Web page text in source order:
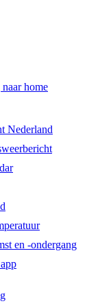
home
Nederland
en -ondergang